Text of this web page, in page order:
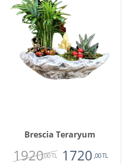
Brescia Teraryum
1920,00 TL 1720 ,00 TL